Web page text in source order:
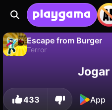
Escape from Burger
Terror
Salve o progresso!
Jogar
433 App